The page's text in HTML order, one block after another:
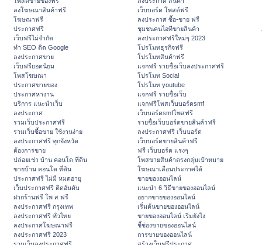
ลงโฆษณาสินค้าฟรี
โฆษณาฟรี
ประกาศฟรี
เว็บฟรีไม่จำกัด
ทำ SEO ติด Google
ลงประกาศขาย
เว็บฟรียอดนิยม
โพสโฆษณา
ประกาศขายของ
ประกาศหางาน
บริการ แนะนำเว็บ
ลงประกาศ
รวมเว็บประกาศฟรี
รวมเว็บซื้อขาย ใช้งานง่าย
ลงประกาศฟรี ทุกจังหวัด
ต้องการขาย
ปล่อยเช่า บ้าน คอนโด ที่ดิน
ขายบ้าน คอนโด ที่ดิน
ประกาศฟรี ไม่มี หมดอายุ
เว็บประกาศฟรี ติดอันดับ
ฝากร้านฟรี โพ ส ฟรี
ลงประกาศฟรี กรุงเทพ
ลงประกาศฟรี ทั่วไทย
ลงประกาศโฆษณาฟรี
ลงประกาศฟรี 2023
เว็บบอร์ด โพสต์ฟรี
ลงประกาศ ซื้อ-ขาย ฟรี
ชุมชนคนไอทีขายสินค้า
ลงประกาศฟรีใหม่ๆ 2023
โปรโมทธุรกิจฟรี
โปรโมทสินค้าฟรี
แจกฟรี รายชื่อเว็บลงประกาศฟรี
โปรโมท Social
โปรโมท youtube
แจกฟรี รายชื่อเว็บ
แจกฟรีโพสเว็บบอร์ดsmf
เว็บบอร์ดsmfโพสฟรี
รายชื่อเว็บบอร์ดขายสินค้าฟรี
ลงประกาศฟรี เว็บบอร์ด
เว็บบอร์ดขายสินค้าฟรี
ฟรี เว็บบอร์ด แรงๆ
โพสขายสินค้าตรงกลุ่มเป้าหมาย
โฆษณาเลื่อนประกาศได้
ขายของออนไลน์
แนะนำ 6 วิธีขายของออนไลน์
อยากขายของออนไลน์
เริ่มต้นขายของออนไลน์
ขายของออนไลน์ เริ่มยังไง
ชี้ช่องขายของออนไลน์
การขายของออนไลน์